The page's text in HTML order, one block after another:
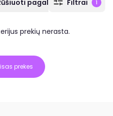
pagal Filtrai 1
prekių nerasta.
prekes